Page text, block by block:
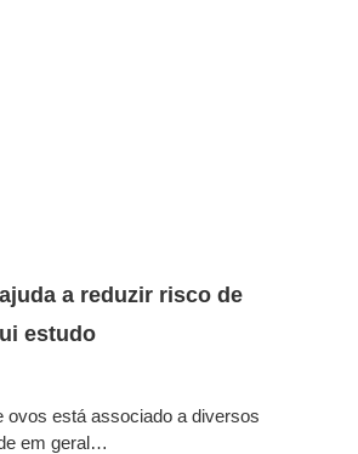
a reduzir risco de
estudo
ovos está associado a diversos
em geral…